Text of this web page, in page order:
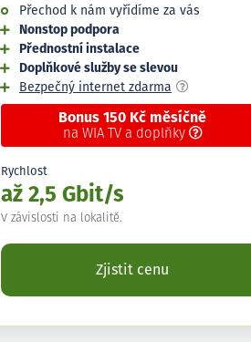
Přechod k nám vyřídíme za vás
Nonstop podpora
Přednostní instalace
Doplňkové služby se slevou
Bezpečný internet zdarma
Bonus 150 Kč měsíčně
na WIA TV a doplňky
Rychlost
až 2,5 Gbit/s
V závislosti na lokalitě.
Zjistit cenu